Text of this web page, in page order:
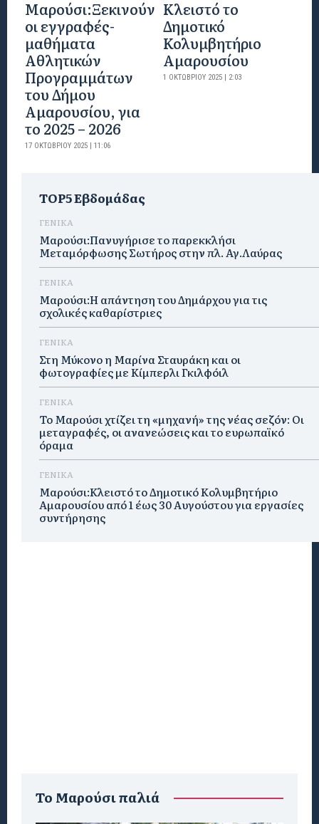
Μαρούσι:Ξεκινούν
οι εγγραφές-
μαθήματα
Αθλητικών
Προγραμμάτων
του Δήμου
Αμαρουσίου, για
το 2025 – 2026
17 ΟΚΤΩΒΡΊΟΥ 2025 | 11:06
Κλειστό το
Δημοτικό
Κολυμβητήριο
Αμαρουσίου
1 ΟΚΤΩΒΡΊΟΥ 2025 | 2:03
TOP5 Εβδομάδας
ΓΕΝΙΚΑ
Μαρούσι:Πανυγήρισε το παρεκκλήσι
Μεταμόρφωσης Σωτήρος στην πλ. Αγ.Λαύρας
ΓΕΝΙΚΑ
Μαρούσι:Η απάντηση του Δημάρχου για τις
σχολικές καθαρίστριες
ΓΕΝΙΚΑ
Στη Μύκονο η Μαρίνα Σταυράκη και οι
φωτογραφίες με Κίμπερλι Γκιλφόιλ
ΓΕΝΙΚΑ
Το Μαρούσι χτίζει τη «μηχανή» της νέας σεζόν: Οι
μεταγραφές, οι ανανεώσεις και το ευρωπαϊκό
όραμα
ΓΕΝΙΚΑ
Μαρούσι:Κλειστό το Δημοτικό Κολυμβητήριο
Αμαρουσίου από 1 έως 30 Αυγούστου για εργασίες
συντήρησης
To Μαρούσι παλιά